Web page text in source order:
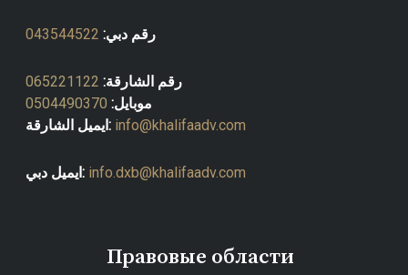
رقم دبي: 043544522
رقم الشارقة: 065221122
موبايل: 0504490370
ايميل الشارقة: info@khalifaadv.com
ايميل دبي: info.dxb@khalifaadv.com
Правовые области